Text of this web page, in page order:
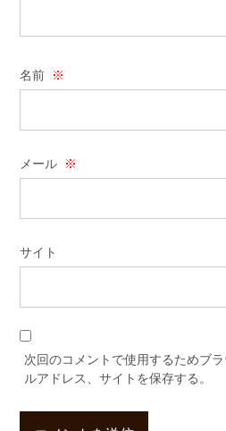
名前 ※
メール ※
サイト
次回のコメントで使用するためブ
ルアドレス、サイトを保存する。